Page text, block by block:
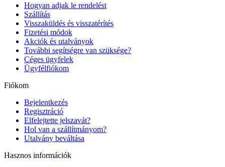
Hogyan adjak le rendelést
Szállítás
Visszaküldés és visszatérítés
Fizetési módok
Akciók és utalványok
További segítségre van szüksége?
Céges ügyfelek
Ügyfélfiókom
Fiókom
Bejelentkezés
Regisztráció
Elfelejtette jelszavát?
Hol van a szállítmányom?
Utalvány beváltása
Hasznos információk